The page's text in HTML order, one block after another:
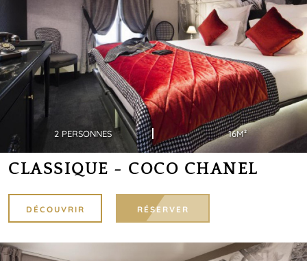
2 PERSONNES 16M²
CLASSIQUE - COCO CHANEL
DÉCOUVRIR RÉSERVER